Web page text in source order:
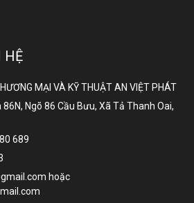
HỆ
MẠI VÀ KỸ THUẬT AN VIỆT PHÁT
86N, Ngõ 86 Cầu Bưu, Xã Tả Thanh Oai,
689
hoặc